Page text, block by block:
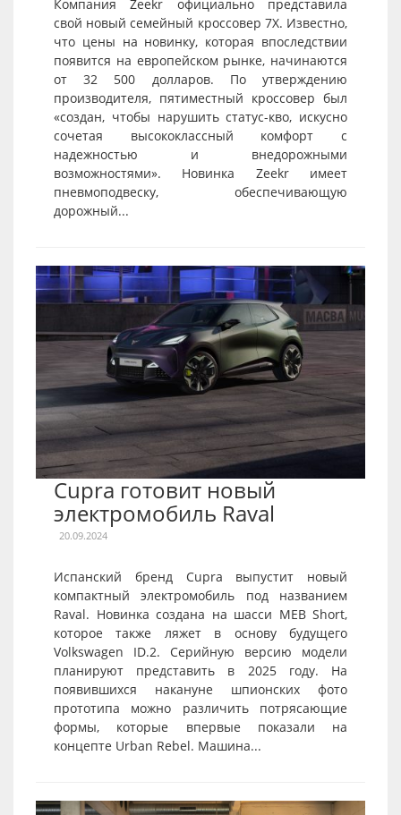
Компания Zeekr официально представила
свой новый семейный кроссовер 7X. Известно,
что цены на новинку, которая впоследствии
появится на европейском рынке, начинаются
от 32 500 долларов. По утверждению
производителя, пятиместный кроссовер был
«создан, чтобы нарушить статус-кво, искусно
сочетая высококлассный комфорт с
надежностью и внедорожными
возможностями». Новинка Zeekr имеет
пневмоподвеску, обеспечивающую
дорожный...
Cupra готовит новый
электромобиль Raval
20.09.2024
Испанский бренд Cupra выпустит новый
компактный электромобиль под названием
Raval. Новинка создана на шасси MEB Short,
которое также ляжет в основу будущего
Volkswagen ID.2. Серийную версию модели
планируют представить в 2025 году. На
появившихся накануне шпионских фото
прототипа можно различить потрясающие
формы, которые впервые показали на
концепте Urban Rebel. Машина...